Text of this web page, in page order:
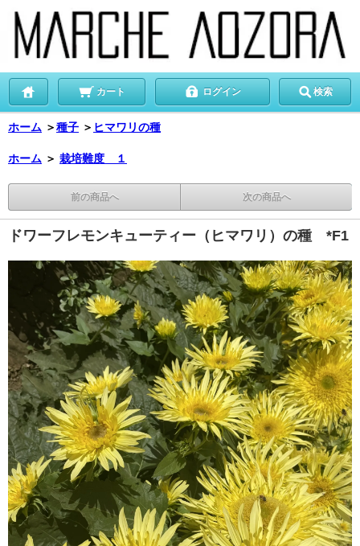
カート ログイン 検索
ホーム ＞種子 ＞ ヒマワリの種
ホーム ＞ 栽培難度 １
前の商品へ 次の商品へ
ドワーフレモンキューティー（ヒマワリ）の種 *F1